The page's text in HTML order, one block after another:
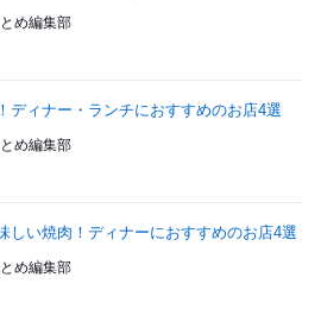
め編集部
ディナー・ランチにおすすめのお店4選
め編集部
しい焼肉！ディナーにおすすめのお店4選
め編集部